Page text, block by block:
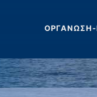
ΟΡΓΑΝΩΣΗ-